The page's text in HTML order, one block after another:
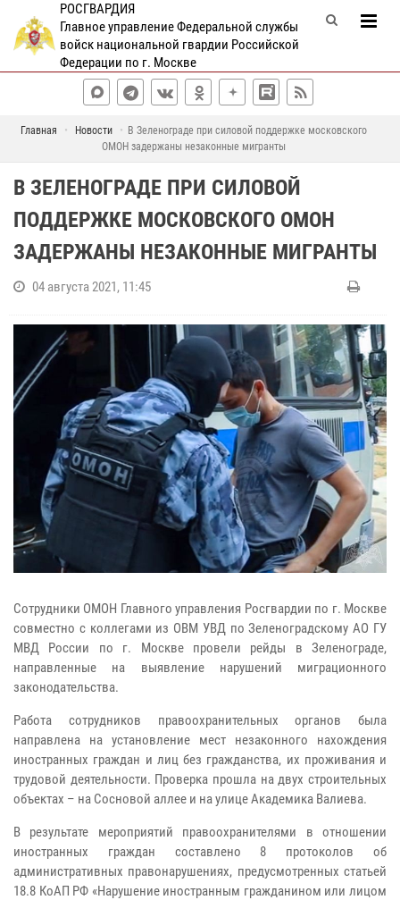
РОСГВАРДИЯ
Главное управление Федеральной службы
войск национальной гвардии Российской
Федерации по г. Москве
Главная Новости
В Зеленограде при силовой поддержке московского
ОМОН задержаны незаконные мигранты
В ЗЕЛЕНОГРАДЕ ПРИ СИЛОВОЙ
ПОДДЕРЖКЕ МОСКОВСКОГО ОМОН
ЗАДЕРЖАНЫ НЕЗАКОННЫЕ МИГРАНТЫ
04 августа 2021, 11:45
Сотрудники ОМОН Главного управления Росгвардии по г. Москве
совместно с коллегами из ОВМ УВД по Зеленоградскому АО ГУ
МВД России по г. Москве провели рейды в Зеленограде,
направленные на выявление нарушений миграционного
законодательства.
Работа сотрудников правоохранительных органов была
направлена на установление мест незаконного нахождения
иностранных граждан и лиц без гражданства, их проживания и
трудовой деятельности. Проверка прошла на двух строительных
объектах – на Сосновой аллее и на улице Академика Валиева.
В результате мероприятий правоохранителями в отношении
иностранных граждан составлено 8 протоколов об
административных правонарушениях, предусмотренных статьей
18.8 КоАП РФ «Нарушение иностранным гражданином или лицом